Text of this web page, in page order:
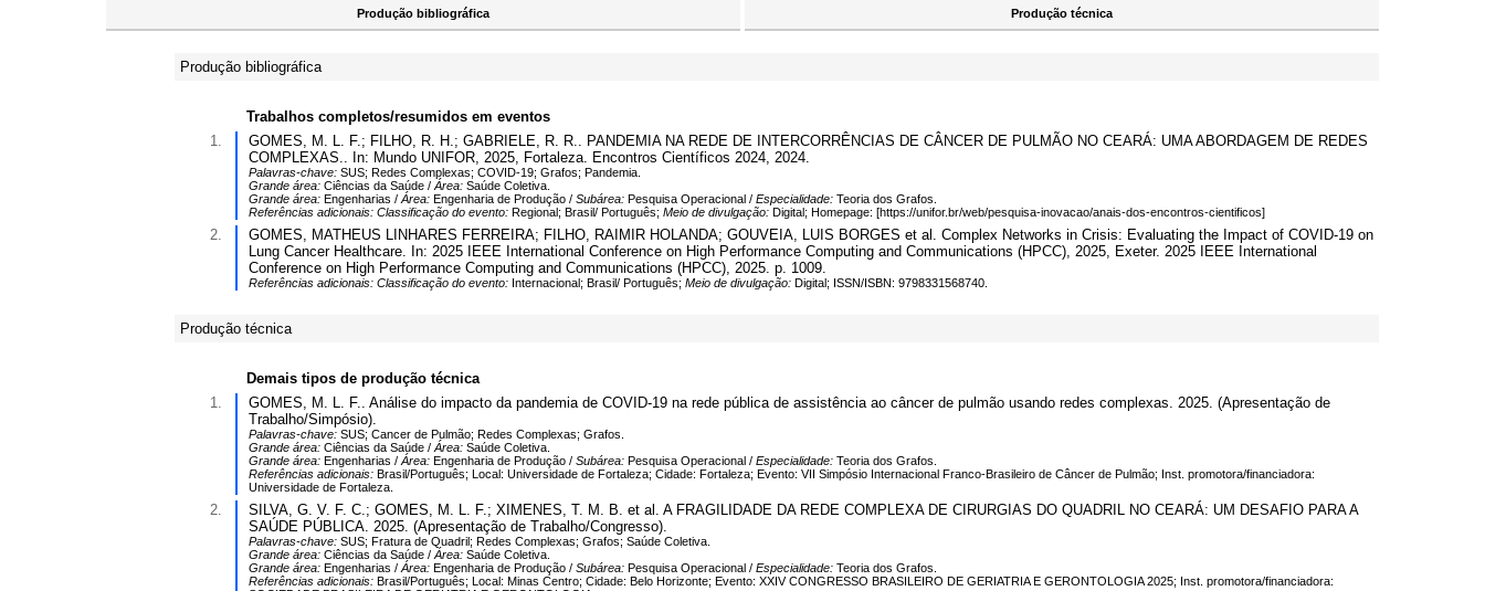
Produção bibliográfica Produção técnica
Produção bibliográfica
Trabalhos completos/resumidos em eventos
1.
GOMES, M. L. F.; FILHO, R. H.; GABRIELE, R. R.. PANDEMIA NA REDE DE INTERCORRÊNCIAS DE CÂNCER DE PULMÃO NO CEARÁ: UMA ABORDAGEM DE REDES
COMPLEXAS.. In: Mundo UNIFOR, 2025, Fortaleza. Encontros Científicos 2024, 2024.
Palavras-chave: SUS; Redes Complexas; COVID-19; Grafos; Pandemia.
Grande área: Ciências da Saúde / Área: Saúde Coletiva.
Grande área: Engenharias / Área: Engenharia de Produção / Subárea: Pesquisa Operacional / Especialidade: Teoria dos Grafos.
Referências adicionais: Classificação do evento: Regional; Brasil/ Português; Meio de divulgação: Digital; Homepage: [https://unifor.br/web/pesquisa-inovacao/anais-dos-encontros-cientificos]
2.
GOMES, MATHEUS LINHARES FERREIRA; FILHO, RAIMIR HOLANDA; GOUVEIA, LUIS BORGES et al. Complex Networks in Crisis: Evaluating the Impact of COVID-19 on
Lung Cancer Healthcare. In: 2025 IEEE International Conference on High Performance Computing and Communications (HPCC), 2025, Exeter. 2025 IEEE International
Conference on High Performance Computing and Communications (HPCC), 2025. p. 1009.
Referências adicionais: Classificação do evento: Internacional; Brasil/ Português; Meio de divulgação: Digital; ISSN/ISBN: 9798331568740.
Produção técnica
Demais tipos de produção técnica
1.
GOMES, M. L. F.. Análise do impacto da pandemia de COVID-19 na rede pública de assistência ao câncer de pulmão usando redes complexas. 2025. (Apresentação de
Trabalho/Simpósio).
Palavras-chave: SUS; Cancer de Pulmão; Redes Complexas; Grafos.
Grande área: Ciências da Saúde / Área: Saúde Coletiva.
Grande área: Engenharias / Área: Engenharia de Produção / Subárea: Pesquisa Operacional / Especialidade: Teoria dos Grafos.
Referências adicionais: Brasil/Português; Local: Universidade de Fortaleza; Cidade: Fortaleza; Evento: VII Simpósio Internacional Franco-Brasileiro de Câncer de Pulmão; Inst. promotora/financiadora:
Universidade de Fortaleza.
2.
SILVA, G. V. F. C.; GOMES, M. L. F.; XIMENES, T. M. B. et al. A FRAGILIDADE DA REDE COMPLEXA DE CIRURGIAS DO QUADRIL NO CEARÁ: UM DESAFIO PARA A
SAÚDE PÚBLICA. 2025. (Apresentação de Trabalho/Congresso).
Palavras-chave: SUS; Fratura de Quadril; Redes Complexas; Grafos; Saúde Coletiva.
Grande área: Ciências da Saúde / Área: Saúde Coletiva.
Grande área: Engenharias / Área: Engenharia de Produção / Subárea: Pesquisa Operacional / Especialidade: Teoria dos Grafos.
Referências adicionais: Brasil/Português; Local: Minas Centro; Cidade: Belo Horizonte; Evento: XXIV CONGRESSO BRASILEIRO DE GERIATRIA E GERONTOLOGIA 2025; Inst. promotora/financiadora: